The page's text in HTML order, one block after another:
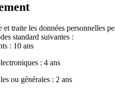
et traite les données personnelles
standard suivantes :
: 10 ans
: 4 ans
ou générales : 2 ans